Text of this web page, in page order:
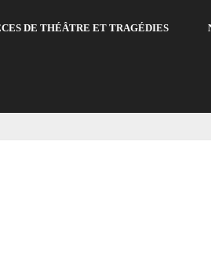
DE THÉÂTRE ET TRAGÉDIES